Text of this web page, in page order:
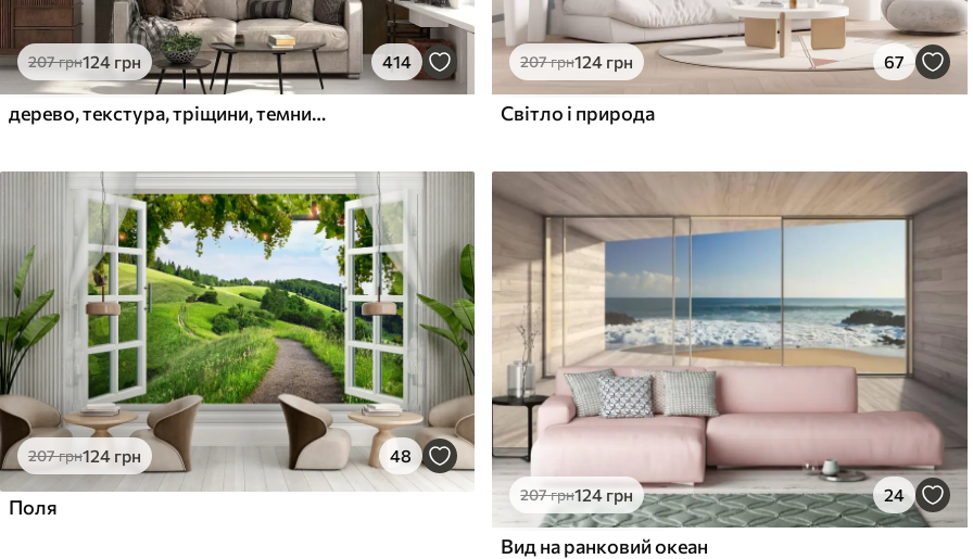
207грн124 грн 414
дерево, текстура, тріщини, темний, кора, поверхня
207грн124 грн 67
Світло і природа
207грн124 грн 48
Поля
207грн124 грн 24
Вид на ранковий океан